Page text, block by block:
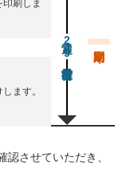
刷しま
ます。
通常29営業日後出荷
させていただき、